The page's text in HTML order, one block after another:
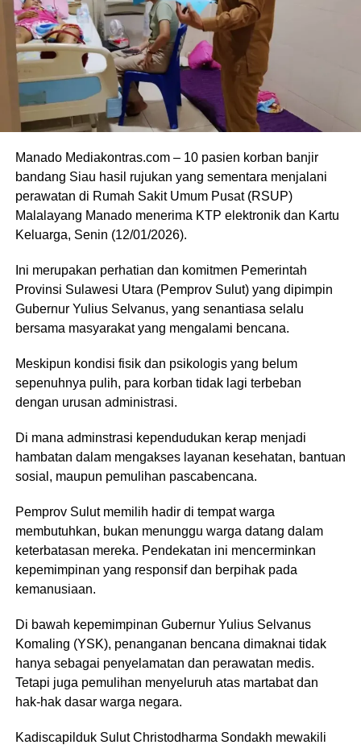
Manado Mediakontras.com – 10 pasien korban banjir
bandang Siau hasil rujukan yang sementara menjalani
perawatan di Rumah Sakit Umum Pusat (RSUP)
Malalayang Manado menerima KTP elektronik dan Kartu
Keluarga, Senin (12/01/2026).
Ini merupakan perhatian dan komitmen Pemerintah
Provinsi Sulawesi Utara (Pemprov Sulut) yang dipimpin
Gubernur Yulius Selvanus, yang senantiasa selalu
bersama masyarakat yang mengalami bencana.
Meskipun kondisi fisik dan psikologis yang belum
sepenuhnya pulih, para korban tidak lagi terbeban
dengan urusan administrasi.
Di mana adminstrasi kependudukan kerap menjadi
hambatan dalam mengakses layanan kesehatan, bantuan
sosial, maupun pemulihan pascabencana.
Pemprov Sulut memilih hadir di tempat warga
membutuhkan, bukan menunggu warga datang dalam
keterbatasan mereka. Pendekatan ini mencerminkan
kepemimpinan yang responsif dan berpihak pada
kemanusiaan.
Di bawah kepemimpinan Gubernur Yulius Selvanus
Komaling (YSK), penanganan bencana dimaknai tidak
hanya sebagai penyelamatan dan perawatan medis.
Tetapi juga pemulihan menyeluruh atas martabat dan
hak-hak dasar warga negara.
Kadiscapilduk Sulut Christodharma Sondakh mewakili